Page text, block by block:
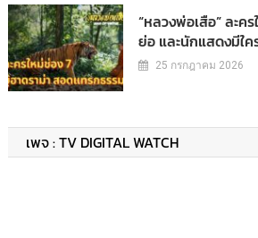
“หลวงพ่อเสือ” ละค
ย่อ และนักแสดงมีใค
25 กรกฎาคม 2026
เพจ : TV DIGITAL WATCH